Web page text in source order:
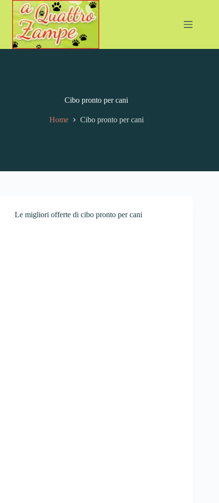
Cibo pronto per cani
Home Cibo pronto per cani
Le migliori offerte di cibo pronto per cani